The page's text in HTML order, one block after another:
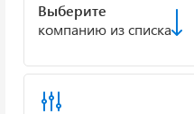
Выберите
компанию из списка